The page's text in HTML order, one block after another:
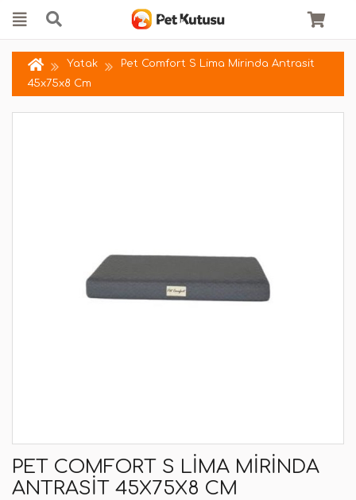
Yatak
Pet Comfort S Lima Mirinda Antrasit
45x75x8 Cm
PET COMFORT S LIMA MIRINDA
ANTRASIT 45X75X8 CM